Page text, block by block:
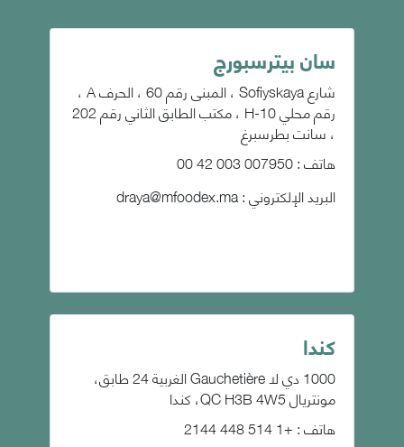
سان بيترسبورج
شارع Sofiyskaya ، المبنى رقم 60 ، الحرف A ،
رقم محلي 10-H ، مكتب الطابق الثاني رقم 202
، سانت بطرسبرغ
هاتف : 007950 003 42 00
البريد الإلكتروني :draya@mfoodex.ma
كندا
1000 دي لا Gauchetière الغربية 24 طابق،
مونتريال QC H3B 4W5، كندا
هاتف : +1 514 448 2144